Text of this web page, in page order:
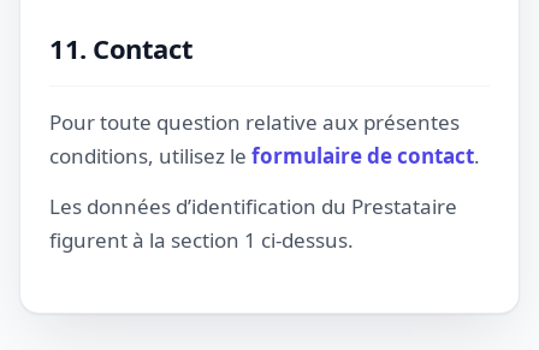
11. Contact
Pour toute question relative aux présentes
conditions, utilisez le formulaire de contact.
Les données d’identification du Prestataire
figurent à la section 1 ci-dessus.